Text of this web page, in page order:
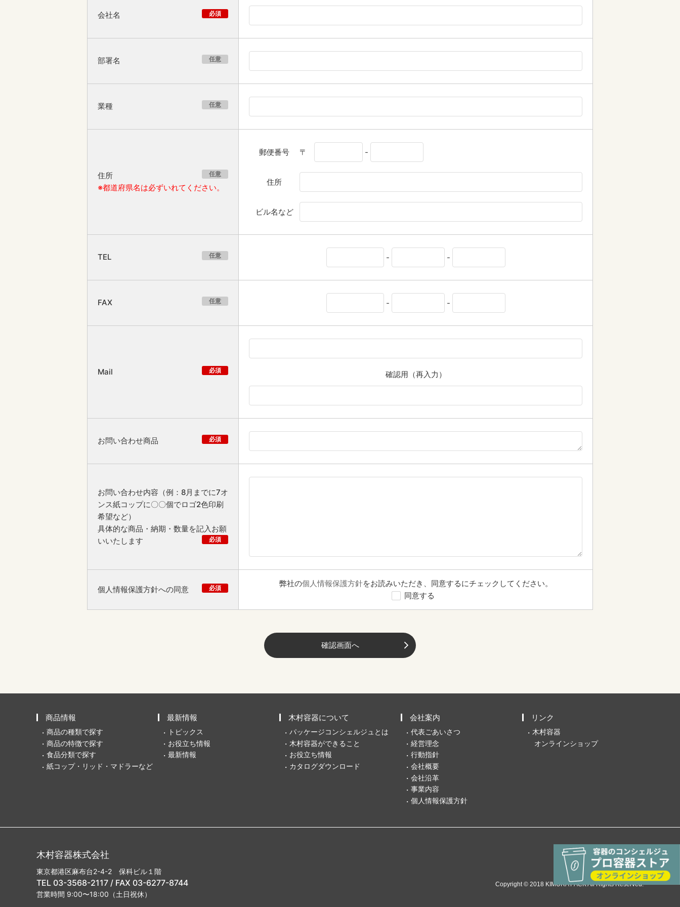
会社名 必須
部署名 任意
業種 任意
住所 任意
※都道府県名は必ずいれてください。
郵便番号 〒 -
住所
ビル名など
TEL 任意 - -
FAX 任意 - -
Mail 必須 確認用（再入力）
お問い合わせ商品 必須
お問い合わせ内容（例：8月までに7オ
ンス紙コップに〇〇個でロゴ2色印刷
希望など）
具体的な商品・納期・数量を記入お願
いいたします
必須
個人情報保護方針への同意 必須 弊社の個人情報保護方針をお読みいただき、同意するにチェックしてください。
同意する
商品情報
商品の種類で探す
商品の特徴で探す
食品分類で探す
紙コップ・リッド・マドラーなど
最新情報
トピックス
お役立ち情報
最新情報
木村容器について
パッケージコンシェルジュとは
木村容器ができること
お役立ち情報
カタログダウンロード
会社案内
代表ごあいさつ
経営理念
行動指針
会社概要
会社沿革
事業内容
個人情報保護方針
リンク
木村容器
オンラインショップ
木村容器株式会社
東京都港区麻布台2-4-2 保科ビル１階
TEL 03-3568-2117 / FAX 03-6277-8744
営業時間 9:00〜18:00（土日祝休）
Copyright © 2018 KIMURA PACK All Rights Reserved.